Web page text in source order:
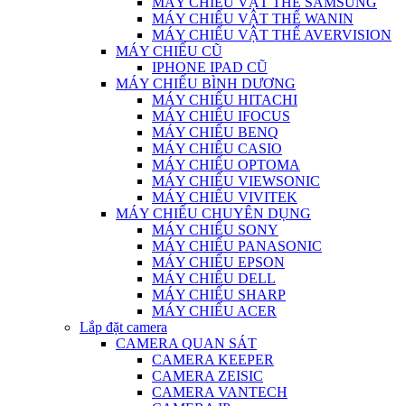
MÁY CHIẾU VẬT THỂ WANIN
MÁY CHIẾU VẬT THỂ AVERVISION
MÁY CHIẾU CŨ
IPHONE IPAD CŨ
MÁY CHIẾU BÌNH DƯƠNG
MÁY CHIẾU HITACHI
MÁY CHIẾU IFOCUS
MÁY CHIẾU BENQ
MÁY CHIẾU CASIO
MÁY CHIẾU OPTOMA
MÁY CHIẾU VIEWSONIC
MÁY CHIẾU VIVITEK
MÁY CHIẾU CHUYÊN DỤNG
MÁY CHIẾU SONY
MÁY CHIẾU PANASONIC
MÁY CHIẾU EPSON
MÁY CHIẾU DELL
MÁY CHIẾU SHARP
MÁY CHIẾU ACER
Lắp đặt camera
CAMERA QUAN SÁT
CAMERA KEEPER
CAMERA ZEISIC
CAMERA VANTECH